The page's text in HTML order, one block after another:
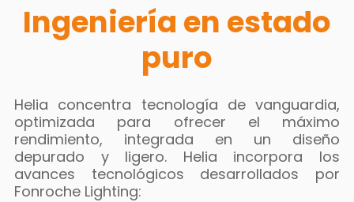
Ingeniería en estado
puro
Helia concentra tecnología de vanguardia,
optimizada para ofrecer el máximo
rendimiento, integrada en un diseño
depurado y ligero. Helia incorpora los
avances tecnológicos desarrollados por
Fonroche Lighting: